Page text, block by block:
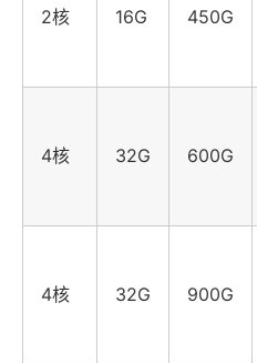
2核 16G 450G
4核 32G 600G
4核 32G 900G